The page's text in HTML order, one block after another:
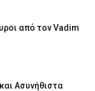
από τον Vadim
Ασυνήθιστα